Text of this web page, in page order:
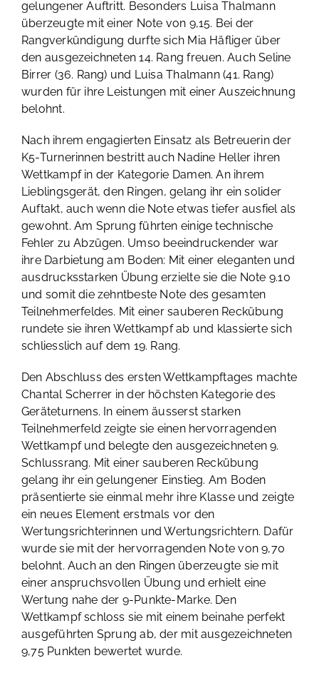
gelungener Auftritt. Besonders Luisa Thalmann
überzeugte mit einer Note von 9,15. Bei der
Rangverkündigung durfte sich Mia Häfliger über
den ausgezeichneten 14. Rang freuen. Auch Seline
Birrer (36. Rang) und Luisa Thalmann (41. Rang)
wurden für ihre Leistungen mit einer Auszeichnung
belohnt.
Nach ihrem engagierten Einsatz als Betreuerin der
K5-Turnerinnen bestritt auch Nadine Heller ihren
Wettkampf in der Kategorie Damen. An ihrem
Lieblingsgerät, den Ringen, gelang ihr ein solider
Auftakt, auch wenn die Note etwas tiefer ausfiel als
gewohnt. Am Sprung führten einige technische
Fehler zu Abzügen. Umso beeindruckender war
ihre Darbietung am Boden: Mit einer eleganten und
ausdrucksstarken Übung erzielte sie die Note 9.10
und somit die zehntbeste Note des gesamten
Teilnehmerfeldes. Mit einer sauberen Reckübung
rundete sie ihren Wettkampf ab und klassierte sich
schliesslich auf dem 19. Rang.
Den Abschluss des ersten Wettkampftages machte
Chantal Scherrer in der höchsten Kategorie des
Geräteturnens. In einem äusserst starken
Teilnehmerfeld zeigte sie einen hervorragenden
Wettkampf und belegte den ausgezeichneten 9.
Schlussrang. Mit einer sauberen Reckübung
gelang ihr ein gelungener Einstieg. Am Boden
präsentierte sie einmal mehr ihre Klasse und zeigte
ein neues Element erstmals vor den
Wertungsrichterinnen und Wertungsrichtern. Dafür
wurde sie mit der hervorragenden Note von 9,70
belohnt. Auch an den Ringen überzeugte sie mit
einer anspruchsvollen Übung und erhielt eine
Wertung nahe der 9-Punkte-Marke. Den
Wettkampf schloss sie mit einem beinahe perfekt
ausgeführten Sprung ab, der mit ausgezeichneten
9,75 Punkten bewertet wurde.